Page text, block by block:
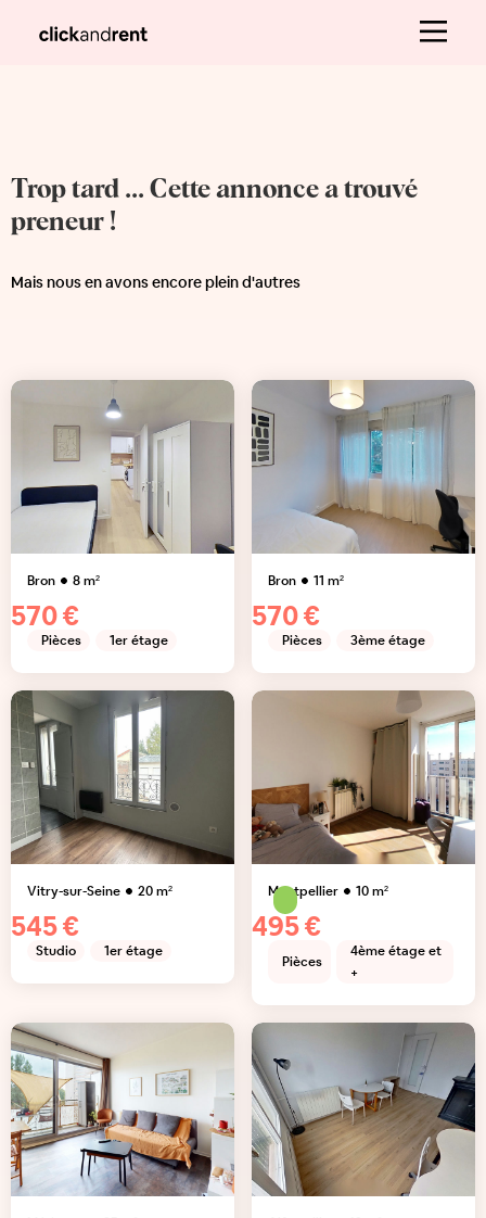
Trop tard ... Cette annonce a trouvé
preneur !
Mais nous en avons encore plein d'autres
Bron 8m²
570 €
Pièces 1er étage
Bron 11 m²
570 €
Pièces 3ème étage
Vitry-sur-Seine 20m²
545 €
Studio 1er étage
Montpellier 10m²
495 €
Pièces
4ème étage et
+